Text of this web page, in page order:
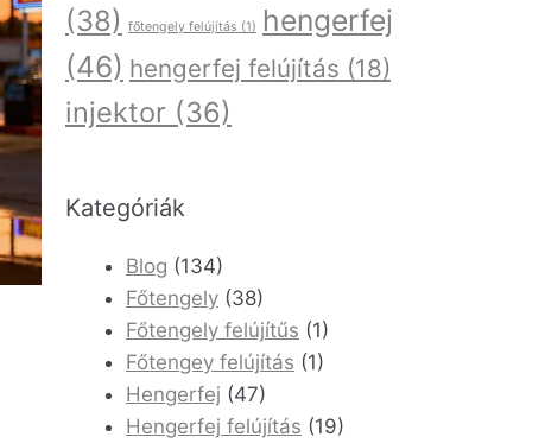
(38)
főtengely felújítás (1)
hengerfej
(46) hengerfej felújítás (18)
injektor(36)
Kategóriák
Blog (134)
Főtengely(38)
Főtengely felújítűs (1)
Főtengey felújítás (1)
Hengerfej (47)
Hengerfej felújítás (19)